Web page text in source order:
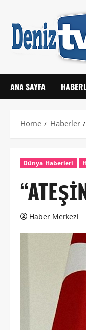
ANA SAYFA
Home Haberler
Dünya Haberleri
Haber Merkezi